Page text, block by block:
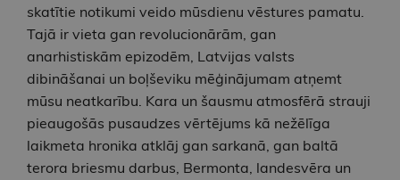
skatītie notikumi veido mūsdienu vēstures pamatu.
Tajā ir vieta gan revolucionārām, gan
anarhistiskām epizodēm, Latvijas valsts
dibināšanai un boļševiku mēģinājumam atņemt
mūsu neatkarību. Kara un šausmu atmosfērā strauji
pieaugošās pusaudzes vērtējums kā nežēlīga
laikmeta hronika atklāj gan sarkanā, gan baltā
terora briesmu darbus, Bermonta, landesvēra un